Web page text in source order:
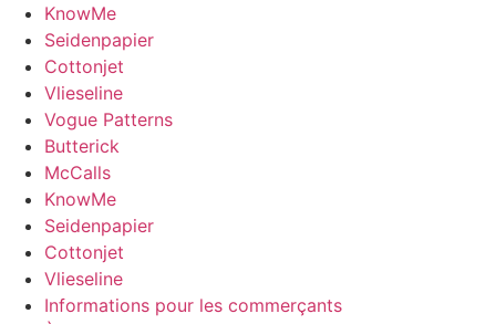
KnowMe
Seidenpapier
Cottonjet
Vlieseline
Vogue Patterns
Butterick
McCalls
KnowMe
Seidenpapier
Cottonjet
Vlieseline
Informations pour les commerçants